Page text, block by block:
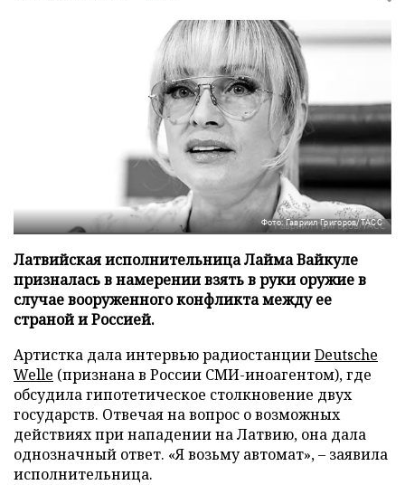
Фото: Гавриил Григоров/ТАСС
Латвийская исполнительница Лайма Вайкуле
призналась в намерении взять в руки оружие в
случае вооруженного конфликта между ее
страной и Россией.
Артистка дала интервью радиостанцииDeutsche
Welle (признана в России СМИ-иноагентом), где
обсудила гипотетическое столкновение двух
государств. Отвечая на вопрос о возможных
действиях при нападении на Латвию, она дала
однозначный ответ. «Я возьму автомат», – заявила
исполнительница.